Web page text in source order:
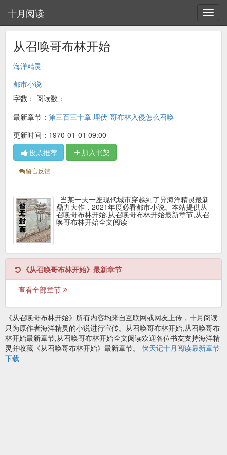
十月阅读
从召唤哥布林开始
海洋精灵
都市小说
字数： 阅读数：
最新章节： 第三百三十章 埋伏-哥布林入侵怎么召唤
更新时间：1970-01-01 09:00
投票推荐
加入书架
留言反馈
当某一天一座现代城市穿越到了异海洋精灵最新
鼎力大作，2021年度必看都市小说。本站提供从
召唤哥布林开始,从召唤哥布林开始最新章节,从召
唤哥布林开始全文阅读
《从召唤哥布林开始》最新章节
查看全部章节
《从召唤哥布林开始》所有内容均来自互联网或网友上传，十月阅读
只为原作者海洋精灵的小说进行宣传。从召唤哥布林开始,从召唤哥布
林开始最新章节,从召唤哥布林开始全文阅读欢迎各位书友支持海洋精
灵并收藏《从召唤哥布林开始》最新章节。 伏天记十月阅读最新章节
下载